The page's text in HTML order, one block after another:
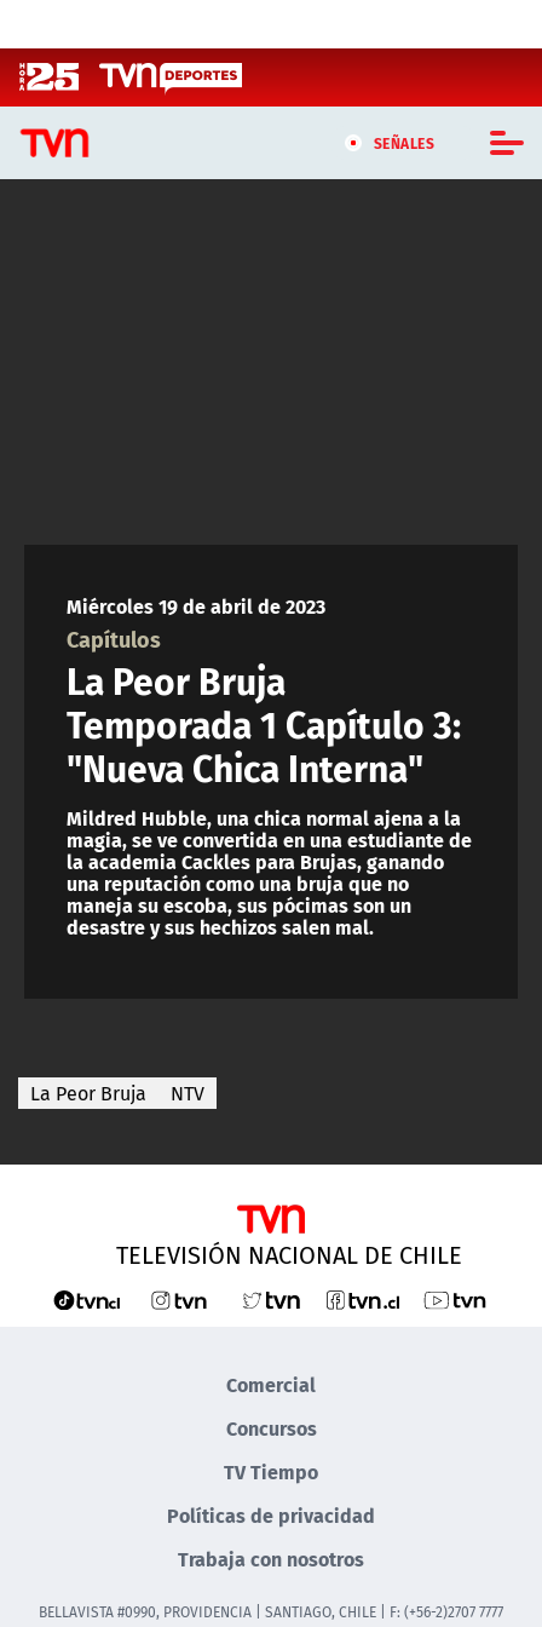
SEÑALES
ACTUALIDAD Y TENDENCIAS
CORPORATIVO Y TRANSPARENCIA
CANAL DE DENUNCIAS
ÁREA DE PROYECTOS
Miércoles 19 de abril de 2023
Capítulos
La Peor Bruja
Temporada 1 Capítulo 3:
"Nueva Chica Interna"
Mildred Hubble, una chica normal ajena a la
magia, se ve convertida en una estudiante de
la academia Cackles para Brujas, ganando
una reputación como una bruja que no
maneja su escoba, sus pócimas son un
desastre y sus hechizos salen mal.
La Peor Bruja NTV
TELEVISIÓN NACIONAL DE CHILE
Comercial
Concursos
TV Tiempo
Políticas de privacidad
Trabaja con nosotros
BELLAVISTA #0990, PROVIDENCIA | SANTIAGO, CHILE | F: (+56-2)2707 7777